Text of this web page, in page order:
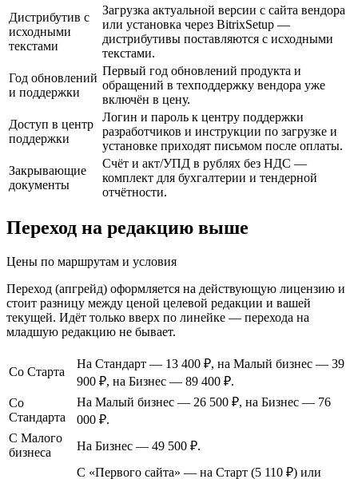
Дистрибутив с
исходными
текстами
Загрузка актуальной версии с сайта вендора
или установка через BitrixSetup —
дистрибутивы поставляются с исходными
текстами.
Год обновлений
и поддержки
Первый год обновлений продукта и
обращений в техподдержку вендора уже
включён в цену.
Доступ в центр
поддержки
Логин и пароль к центру поддержки
разработчиков и инструкции по загрузке и
установке приходят письмом после оплаты.
Закрывающие
документы
Счёт и акт/УПД в рублях без НДС —
комплект для бухгалтерии и тендерной
отчётности.
Переход на редакцию выше
Цены по маршрутам и условия
Переход (апгрейд) оформляется на действующую лицензию и
стоит разницу между ценой целевой редакции и вашей
текущей. Идёт только вверх по линейке — перехода на
младшую редакцию не бывает.
Со Старта
На Стандарт — 13 400 ₽, на Малый бизнес — 39
900 ₽, на Бизнес — 89 400 ₽.
Со
Стандарта
На Малый бизнес — 26 500 ₽, на Бизнес — 76
000 ₽.
С Малого
бизнеса
На Бизнес — 49 500 ₽.
С «Первого сайта» — на Старт (5 110 ₽) или